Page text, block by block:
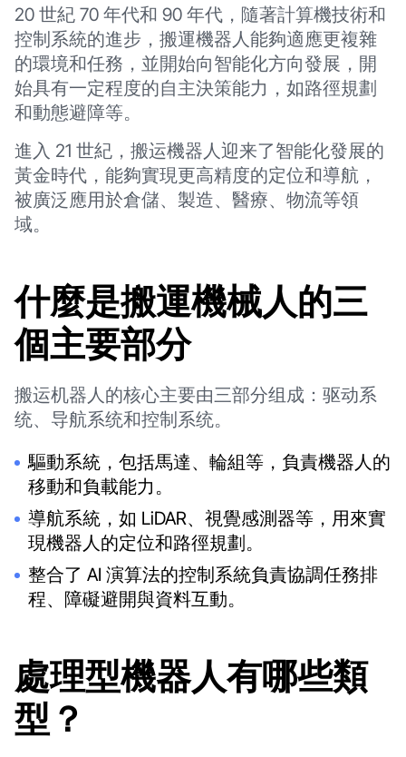
20 世紀 70 年代和 90 年代，隨著計算機技術和
控制系統的進步，搬運機器人能夠適應更複雜
的環境和任務，並開始向智能化方向發展，開
始具有一定程度的自主決策能力，如路徑規劃
和動態避障等。
進入 21 世紀，搬运機器人迎来了智能化發展的
黃金時代，能夠實現更高精度的定位和導航，
被廣泛應用於倉儲、製造、醫療、物流等領
域。
什麼是搬運機械人的三
個主要部分
搬运机器人的核心主要由三部分组成：驱动系
统、导航系统和控制系统。
驅動系統，包括馬達、輪組等，負責機器人的
移動和負載能力。
導航系統，如 LiDAR、視覺感測器等，用來實
現機器人的定位和路徑規劃。
整合了 AI 演算法的控制系統負責協調任務排
程、障礙避開與資料互動。
處理型機器人有哪些類
型？